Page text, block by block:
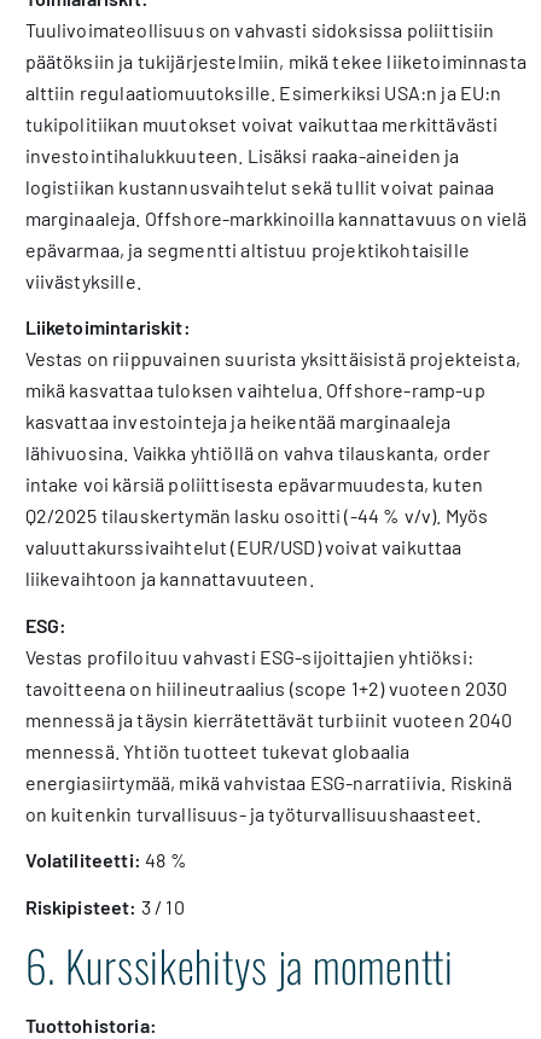
Tuulivoimateollisuus on vahvasti sidoksissa poliittisiin
päätöksiin ja tukijärjestelmiin, mikä tekee liiketoiminnasta
alttiin regulaatiomuutoksille. Esimerkiksi USA:n ja EU:n
tukipolitiikan muutokset voivat vaikuttaa merkittävästi
investointihalukkuuteen. Lisäksi raaka-aineiden ja
logistiikan kustannusvaihtelut sekä tullit voivat painaa
marginaaleja. Offshore-markkinoilla kannattavuus on vielä
epävarmaa, ja segmentti altistuu projektikohtaisille
viivästyksille.
Liiketoimintariskit:
Vestas on riippuvainen suurista yksittäisistä projekteista,
mikä kasvattaa tuloksen vaihtelua. Offshore-ramp-up
kasvattaa investointeja ja heikentää marginaaleja
lähivuosina. Vaikka yhtiöllä on vahva tilauskanta, order
intake voi kärsiä poliittisesta epävarmuudesta, kuten
Q2/2025 tilauskertymän lasku osoitti (-44 % v/v). Myös
valuuttakurssivaihtelut (EUR/USD) voivat vaikuttaa
liikevaihtoon ja kannattavuuteen.
ESG:
Vestas profiloituu vahvasti ESG-sijoittajien yhtiöksi:
tavoitteena on hiilineutraalius (scope 1+2) vuoteen 2030
mennessä ja täysin kierrätettävät turbiinit vuoteen 2040
mennessä. Yhtiön tuotteet tukevat globaalia
energiasiirtymää, mikä vahvistaa ESG-narratiivia. Riskinä
on kuitenkin turvallisuus- ja työturvallisuushaasteet.
Volatiliteetti: 48 %
Riskipisteet: 3 / 10
6. Kurssikehitys ja momentti
Tuottohistoria: